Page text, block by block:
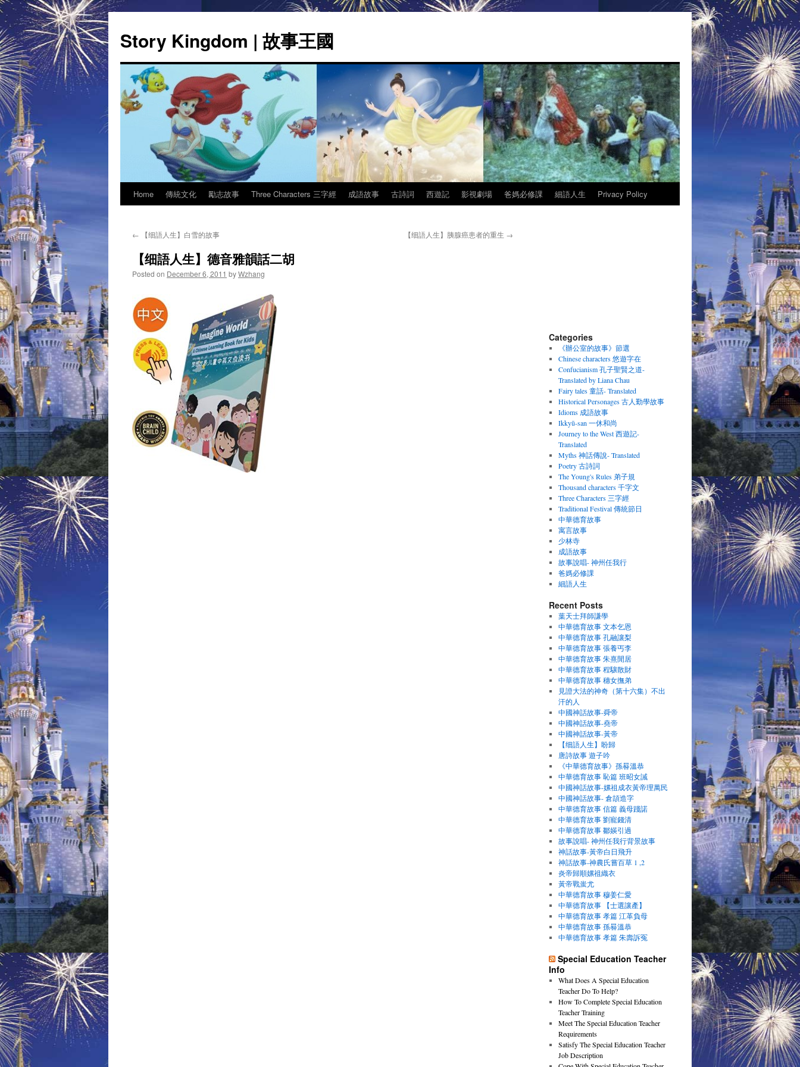
Story Kingdom | 故事王國
Skip
content
Home 傳統文化 勵志故事 Three Characters 三字經 成語故事 古詩詞 西遊記 影視劇場 爸媽必修課 細語人生 Privacy Policy
← 【细語人生】白雪的故事 【细語人生】胰腺癌患者的重生 →
【细語人生】德音雅韻話二胡
Posted on December 6, 2011 byWzhang
Categories
《辦公室的故事》節選
Chinese characters 悠遊字在
Confucianism 孔子聖賢之道-
Translated by Liana Chau
Fairy tales 童話- Translated
Historical Personages 古人勤學故事
Idioms 成語故事
Ikkyū-san 一休和尚
Journey to the West 西遊記-
Translated
Myths 神話傳說- Translated
Poetry 古詩詞
The Young's Rules 弟子規
Thousand characters 千字文
Three Characters 三字經
Traditional Festival 傳統節日
中華德育故事
寓言故事
少林寺
成語故事
故事說唱- 神州任我行
爸媽必修課
細語人生
Recent Posts
葉天士拜師謙學
中華德育故事 文本乞恩
中華德育故事 孔融讓梨
中華德育故事 張養丐李
中華德育故事 朱熹閒居
中華德育故事 程驤散財
中華德育故事 穗女撫弟
見證大法的神奇（第十六集）不出
汗的人
中國神話故事-舜帝
中國神話故事-堯帝
中國神話故事-黃帝
【细語人生】盼歸
唐詩故事 遊子吟
《中華德育故事》孫晷溫恭
中華德育故事 恥篇 班昭女誡
中國神話故事-嫘祖成衣黃帝理萬民
中國神話故事- 倉頡造字
中華德育故事 信篇 義母踐諾
中華德育故事 劉寵錢清
中華德育故事 鄒媖引過
故事說唱- 神州任我行背景故事
神話故事-黃帝白日飛升
神話故事-神農氏嘗百草 1 ,2
炎帝歸順嫘祖織衣
黃帝戰蚩尤
中華德育故事 穆姜仁愛
中華德育故事 【士選讓產】
中華德育故事 孝篇 江革負母
中華德育故事 孫晷溫恭
中華德育故事 孝篇 朱壽訴冤
Special Education Teacher
Info
What Does A Special Education
Teacher Do To Help?
How To Complete Special Education
Teacher Training
Meet The Special Education Teacher
Requirements
Satisfy The Special Education Teacher
Job Description